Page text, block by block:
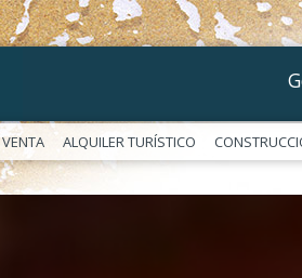
VENTA ALQUILER TURÍSTICO